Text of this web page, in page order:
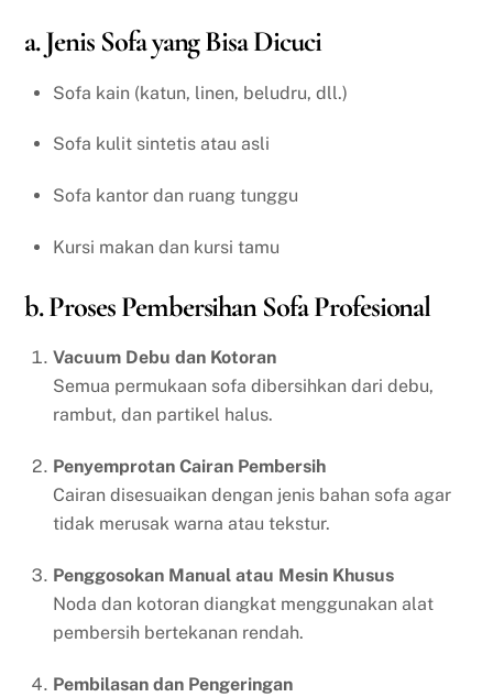
a. Jenis Sofa yang Bisa Dicuci
Sofa kain (katun, linen, beludru, dll.)
Sofa kulit sintetis atau asli
Sofa kantor dan ruang tunggu
Kursi makan dan kursi tamu
b. Proses Pembersihan Sofa Profesional
Vacuum Debu dan Kotoran
Semua permukaan sofa dibersihkan dari debu,
rambut, dan partikel halus.
Penyemprotan Cairan Pembersih
Cairan disesuaikan dengan jenis bahan sofa agar
tidak merusak warna atau tekstur.
Penggosokan Manual atau Mesin Khusus
Noda dan kotoran diangkat menggunakan alat
pembersih bertekanan rendah.
Pembilasan dan Pengeringan